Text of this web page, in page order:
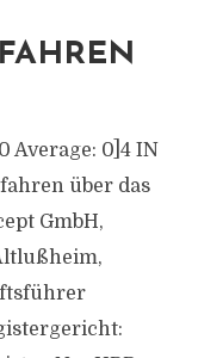
Average: 0]4 IN
über das
GmbH,